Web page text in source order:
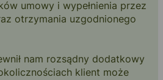
umowy i wypełnienia przez
otrzymania uzgodnionego
nam rozsądny dodatkowy
klient może